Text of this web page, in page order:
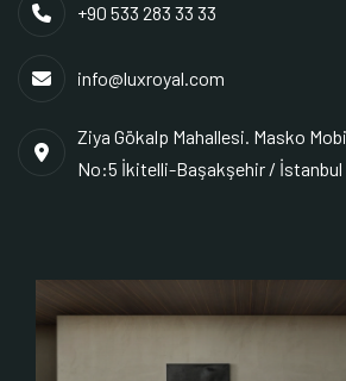
+90 533 283 33 33
info@luxroyal.com
Ziya Gökalp Mahallesi. Masko
No:5 İkitelli-Başakşehir / İstanbul